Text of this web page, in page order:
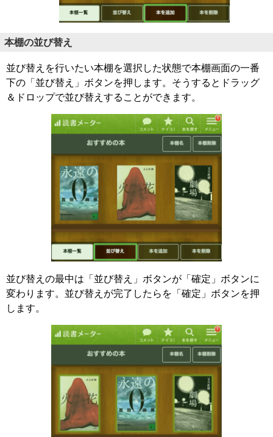
本棚の並び替え
並び替えを行いたい本棚を選択した状態で本棚画面の一番
下の「並び替え」ボタンを押します。そうするとドラッグ
＆ドロップで並び替えすることができます。
並び替えの最中は「並び替え」ボタンが「確定」ボタンに
変わります。並び替えが完了したらを「確定」ボタンを押
します。